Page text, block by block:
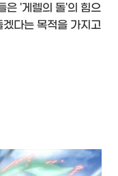
은 '게렐의 돌'의 힘으
다는 목적을 가지고